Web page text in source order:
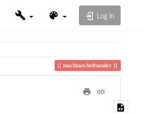
Log In
machines:beltsander